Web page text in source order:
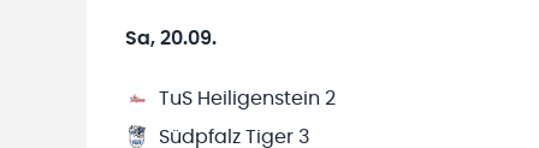
Sa, 20.09.
TuS Heiligenstein 2
Südpfalz Tiger 3